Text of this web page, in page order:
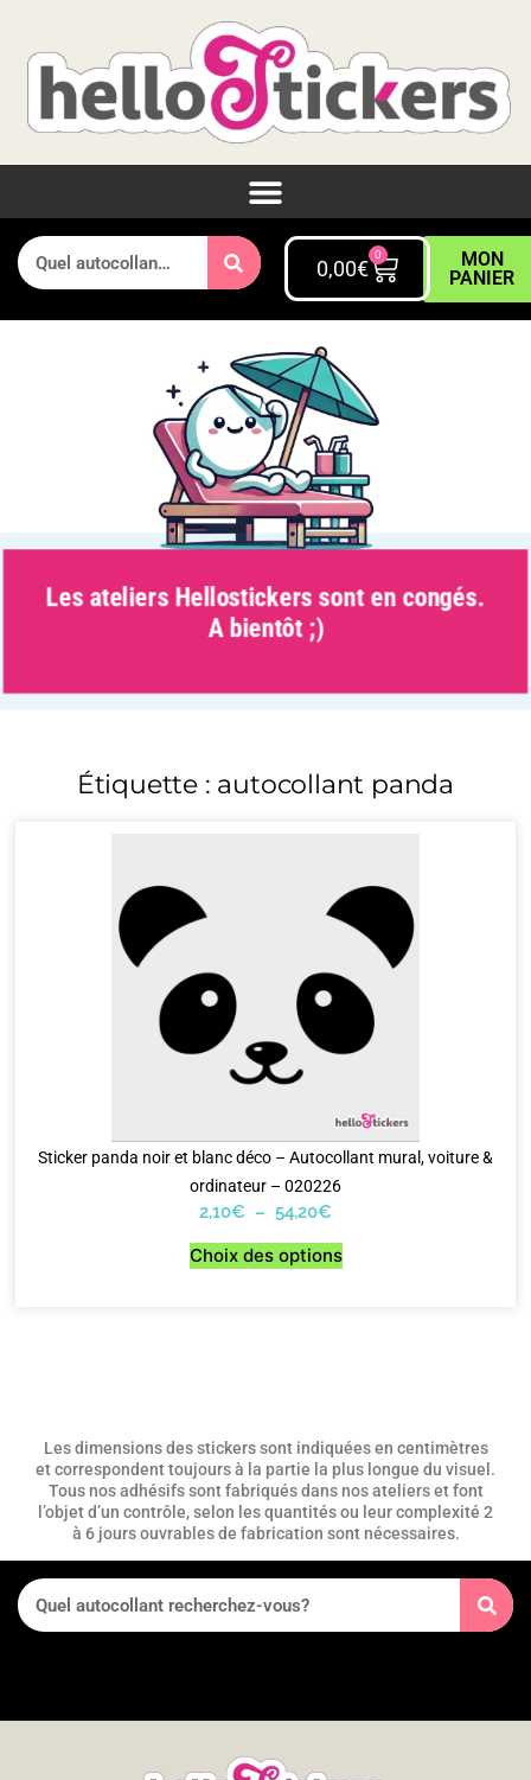
0,00€
0
MON
PANIER
Les ateliers Hellostickers sont en congés.
A bientôt ;)
Étiquette : autocollant panda
Sticker panda noir et blanc déco – Autocollant mural, voiture &
ordinateur – 020226
2,10€ – 54,20€
Choix des options
Les dimensions des stickers sont indiquées en centimètres
et correspondent toujours à la partie la plus longue du visuel.
Tous nos adhésifs sont fabriqués dans nos ateliers et font
l’objet d’un contrôle, selon les quantités ou leur complexité 2
à 6 jours ouvrables de fabrication sont nécessaires.